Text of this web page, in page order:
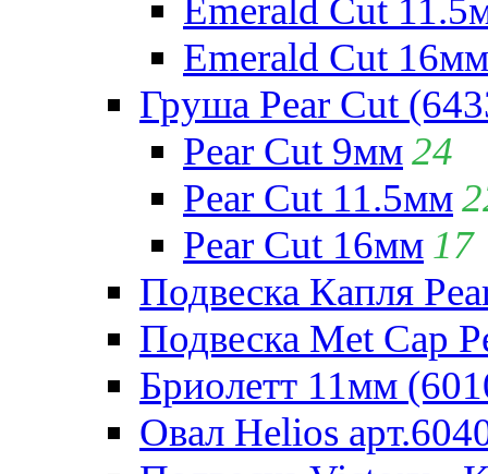
Emerald Cut
Emerald Cut 16мм
Груша Pear Cut
Pear Cut 9мм24
Pear Cut 11.5мм
Pear Cut 16мм 17
Подвеска Капля
Подвеска Met Cap
Бриолетт 11мм
Овал Helios